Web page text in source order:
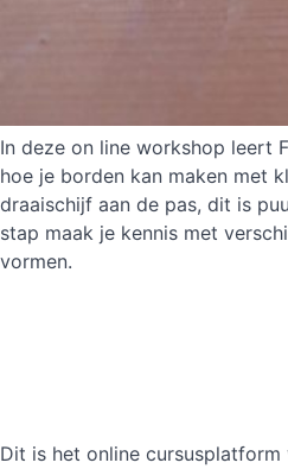
In deze on line workshop leert
hoe je borden kan maken met
draaischijf aan de pas, dit is
stap maak je kennis met
vormen.
Dit is het online cursusplatform